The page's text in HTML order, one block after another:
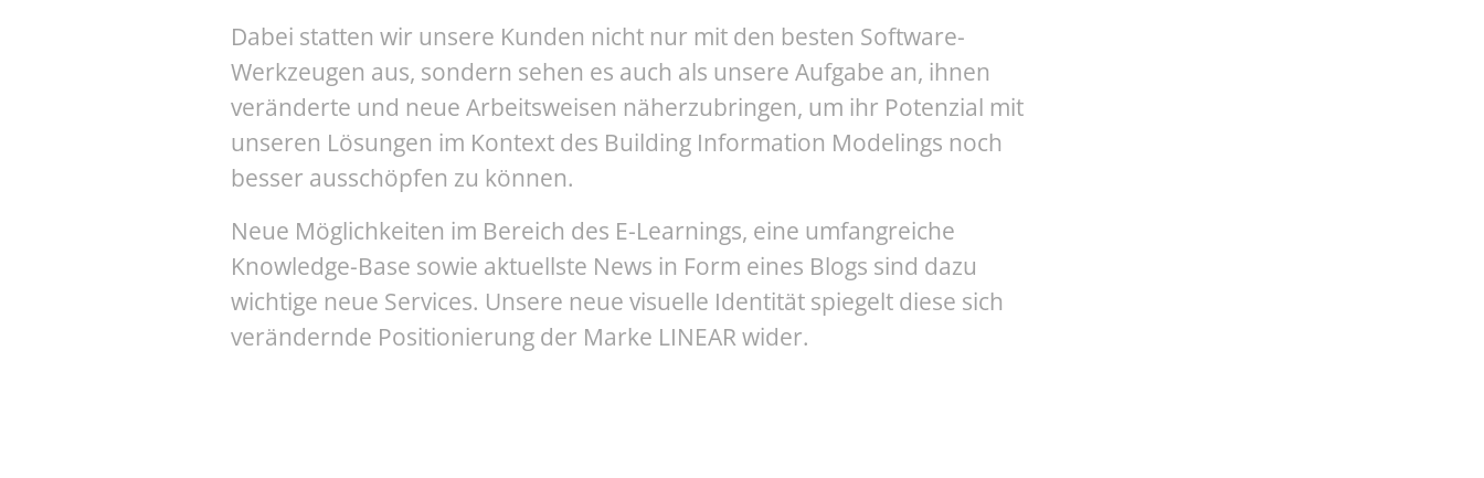
Dabei statten wir unsere Kunden nicht nur mit den besten Software-
Werkzeugen aus, sondern sehen es auch als unsere Aufgabe an, ihnen
veränderte und neue Arbeitsweisen näherzubringen, um ihr Potenzial mit
unseren Lösungen im Kontext des Building Information Modelings noch
besser ausschöpfen zu können.
Neue Möglichkeiten im Bereich des E-Learnings, eine umfangreiche
Knowledge-Base sowie aktuellste News in Form eines Blogs sind dazu
wichtige neue Services. Unsere neue visuelle Identität spiegelt diese sich
verändernde Positionierung der Marke LINEAR wider.